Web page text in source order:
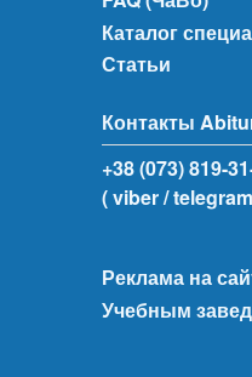
Каталог
Статьи
Контакты
+38 (073) 819-
( viber/
Реклама на
Учебным